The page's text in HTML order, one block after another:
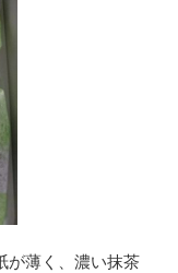
が薄く、濃い抹茶